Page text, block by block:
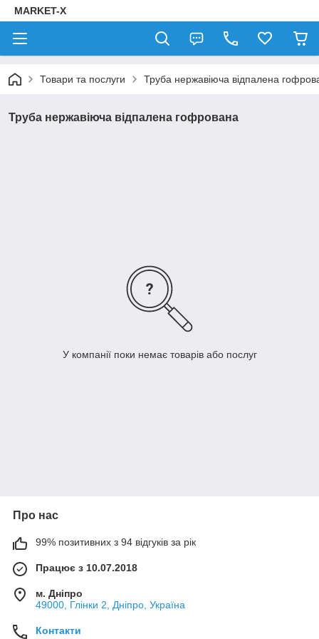
MARKET-X
Товари та послуги Труба нержавіюча відпалена
Труба нержавіюча відпалена гофрована
У компанії поки немає товарів або послуг
Про нас
99% позитивних з 94 відгуків за рік
Працює з 10.07.2018
м. Дніпро
49000, Глінки 2, Дніпро, Україна
Контакти